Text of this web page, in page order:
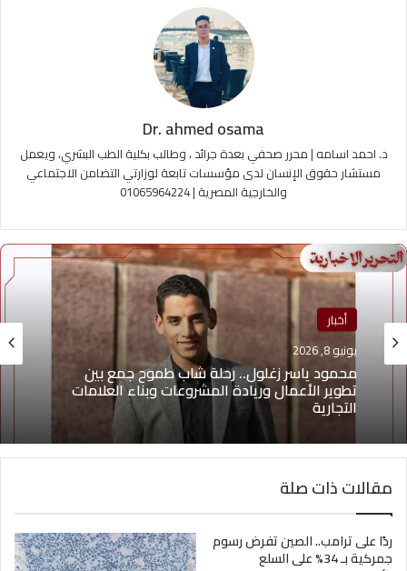
Dr. ahmed osama
د. احمد اسامه | محرر صحفي بعدة جرائد ، وطالب بكلية الطب البشري، ويعمل
مستشار حقوق الإنسان لدى مؤسسات تابعة لوزارتي التضامن الاجتماعي
والخارجية المصرية | 01065964224
أخبار
يونيو 8, 2026
محمود ياسر زغلول.. رحلة شاب طموح جمع بين
تطوير الأعمال وريادة المشروعات وبناء العلامات
التجارية
منوعات
يونيو 4, 2026
يوسف أيمن درويش.. عقلية بيعية شابة تقود التغيير
وتؤهل الشباب لسوق العمل2026
مقالات ذات صلة
ردًا على ترامب.. الصين تفرض رسوم
جمركية بـ 34% على السلع